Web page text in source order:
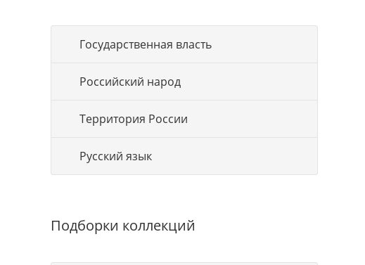
Государственная власть
Российский народ
Территория России
Русский язык
Подборки коллекций